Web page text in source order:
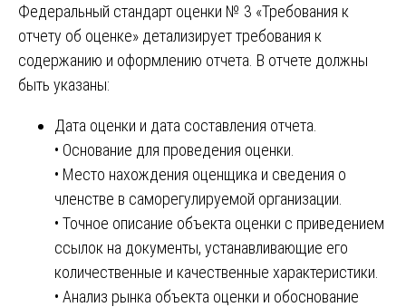
Федеральный стандарт оценки № 3 «Требования к
отчету об оценке» детализирует требования к
содержанию и оформлению отчета. В отчете должны
быть указаны:
Дата оценки и дата составления отчета.
• Основание для проведения оценки.
• Место нахождения оценщика и сведения о
членстве в саморегулируемой организации.
• Точное описание объекта оценки с приведением
ссылок на документы, устанавливающие его
количественные и качественные характеристики.
• Анализ рынка объекта оценки и обоснование